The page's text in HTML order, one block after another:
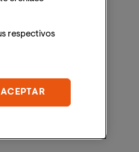
respectivos
ACEPTAR